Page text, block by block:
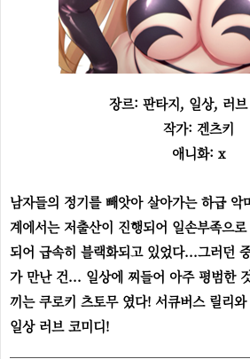
장르: 판타지, 일상, 러브
작가: 겐츠키
애니화: x
남자들의 정기를 빼앗아 살아가는 하급
계에서는 저출산이 진행되어 일손부족으
되어 급속히 블랙화되고 있었다...그러던
가 만난 건... 일상에 찌들어 아주 평범한
끼는 쿠로키 츠토무 였다! 서큐버스 릴리
일상 러브 코미디!